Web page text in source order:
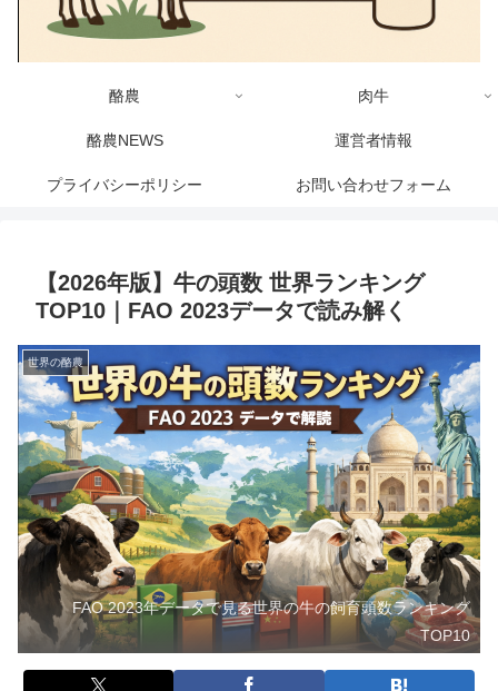
酪農 肉牛
酪農NEWS 運営者情報
プライバシーポリシー お問い合わせフォーム
【2026年版】牛の頭数 世界ランキング
TOP10｜FAO 2023データで読み解く
世界の酪農
FAO 2023年データで見る世界の牛の飼育頭数ランキング
TOP10